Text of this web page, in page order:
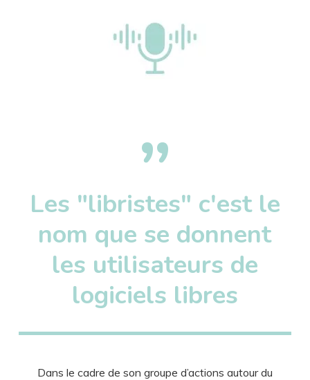
”
Les "libristes" c'est le
nom que se donnent
les utilisateurs de
logiciels libres
Dans le cadre de son groupe d’actions autour du